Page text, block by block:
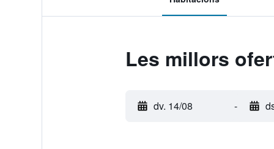
Les millors
dv. 14/08 -